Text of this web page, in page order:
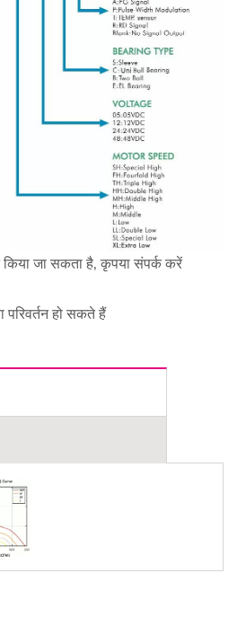
किया जा सकता है, कृपया संपर्क करें
परिवर्तन हो सकते हैं